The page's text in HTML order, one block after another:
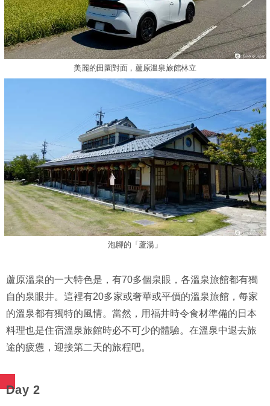
美麗的田園對面，蘆原溫泉旅館林立
泡腳的「蘆湯」
蘆原溫泉的一大特色是，有70多個泉眼，各溫泉旅館都有獨
自的泉眼井。這裡有20多家或奢華或平價的溫泉旅館，每家
的溫泉都有獨特的風情。當然，用福井時令食材準備的日本
料理也是住宿溫泉旅館時必不可少的體驗。在溫泉中退去旅
途的疲憊，迎接第二天的旅程吧。
Day 2